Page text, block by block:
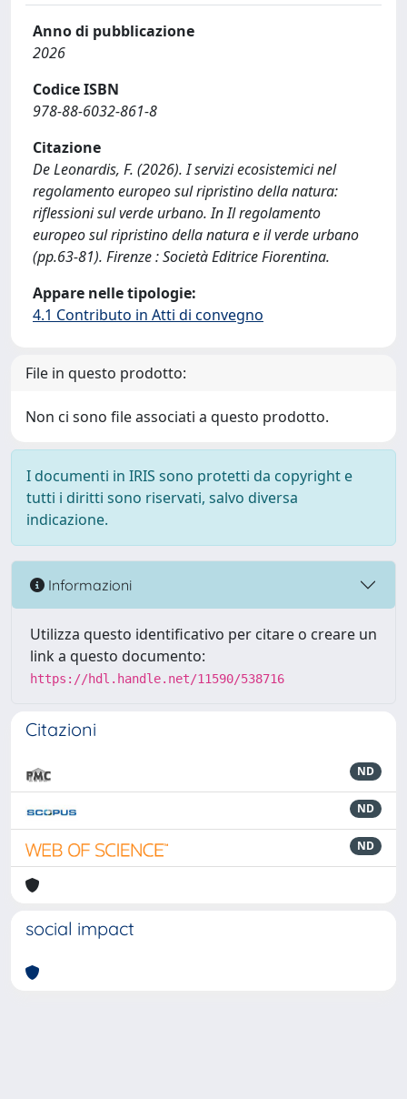
Anno di pubblicazione
2026
Codice ISBN
978-88-6032-861-8
Citazione
De Leonardis, F. (2026). I servizi ecosistemici nel
regolamento europeo sul ripristino della natura:
riflessioni sul verde urbano. In Il regolamento
europeo sul ripristino della natura e il verde urbano
(pp.63-81). Firenze : Società Editrice Fiorentina.
Appare nelle tipologie:
4.1 Contributo in Atti di convegno
File in questo prodotto:
Non ci sono file associati a questo prodotto.
I documenti in IRIS sono protetti da copyright e
tutti i diritti sono riservati, salvo diversa
indicazione.
Informazioni
Utilizza questo identificativo per citare o creare un
link a questo documento:
https://hdl.handle.net/11590/538716
Citazioni
ND
ND
ND
social impact